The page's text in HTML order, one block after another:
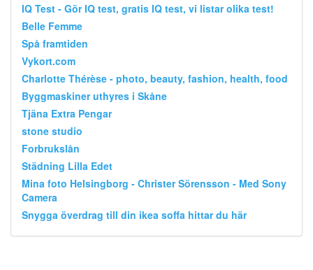
IQ Test - Gör IQ test, gratis IQ test, vi listar olika test!
Belle Femme
Spå framtiden
Vykort.com
Charlotte Thérèse - photo, beauty, fashion, health, food
Byggmaskiner uthyres i Skåne
Tjäna Extra Pengar
stone studio
Forbrukslån
Städning Lilla Edet
Mina foto Helsingborg - Christer Sörensson - Med Sony
Camera
Snygga överdrag till din ikea soffa hittar du här